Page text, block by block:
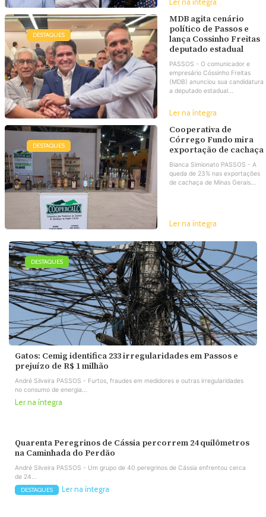
Ler na íntegra
DESTAQUES
MDB agita cenário
político de Passos e
lança Cossinho Freitas
deputado estadual
PASSOS - O comunicador e
empresário Cóssinho Freitas
(MDB) anunciou sua candidatura
a deputado estadual...
Ler na íntegra
DESTAQUES
Cooperativa de
Córrego Fundo mira
exportação de cachaça
Bianca Simionato PASSOS - A
queda de 23% nas exportações
de cachaça de Minas Gerais...
Ler na íntegra
DESTAQUES
Gatos: Cemig identifica 233 irregularidades em Passos e
prejuízo de R$ 1 milhão
André Silveira PASSOS - Furtos, fraudes em medidores e outras irregularidades
no consumo de energia...
Ler na íntegra
Quarenta Peregrinos de Cássia percorrem 24 quilômetros
na Caminhada do Perdão
André Silveira PASSOS - Um grupo de 40 peregrinos de Cássia enfrentou cerca
de 24...
DESTAQUES Ler na íntegra